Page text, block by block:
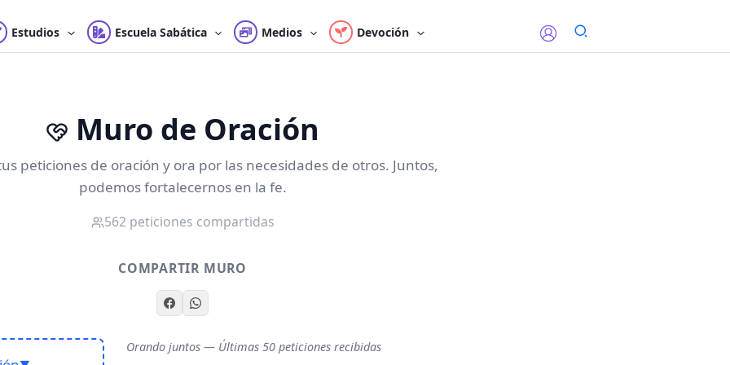
Estudios Escuela Sabática Medios Devoción
Muro de Oración
peticiones de oración y ora por las necesidades de otros. Juntos,
podemos fortalecernos en la fe.
562 peticiones compartidas
COMPARTIR MURO
Orando juntos — Últimas 50 peticiones recibidas